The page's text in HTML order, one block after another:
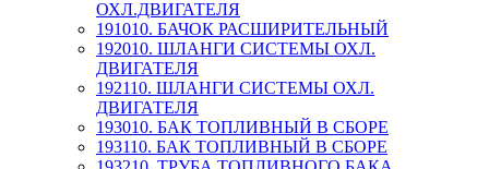
ОХЛ.ДВИГАТЕЛЯ
191010. БАЧОК РАСШИРИТЕЛЬНЫЙ
192010. ШЛАНГИ СИСТЕМЫ ОХЛ.
ДВИГАТЕЛЯ
192110. ШЛАНГИ СИСТЕМЫ ОХЛ.
ДВИГАТЕЛЯ
193010. БАК ТОПЛИВНЫЙ В СБОРЕ
193110. БАК ТОПЛИВНЫЙ В СБОРЕ